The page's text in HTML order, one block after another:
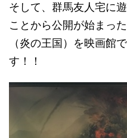
そして、群馬友人宅に
ことから公開が始まっ
（炎の王国）を映画館
す！！